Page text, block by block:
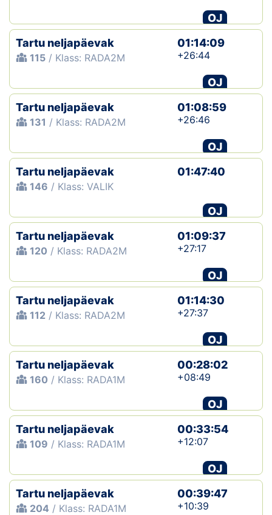
OTSI
OJ
Tartu neljapäevak
115 / Klass: RADA2M
01:14:09
+26:44
OJ
Tartu neljapäevak
131 / Klass: RADA2M
01:08:59
+26:46
OJ
Tartu neljapäevak
146 / Klass: VALIK
01:47:40
OJ
Tartu neljapäevak
120 / Klass: RADA2M
01:09:37
+27:17
OJ
Tartu neljapäevak
112 / Klass: RADA2M
01:14:30
+27:37
OJ
Tartu neljapäevak
160 / Klass: RADA1M
00:28:02
+08:49
OJ
Tartu neljapäevak
109 / Klass: RADA1M
00:33:54
+12:07
OJ
Tartu neljapäevak
204 / Klass: RADA1M
00:39:47
+10:39